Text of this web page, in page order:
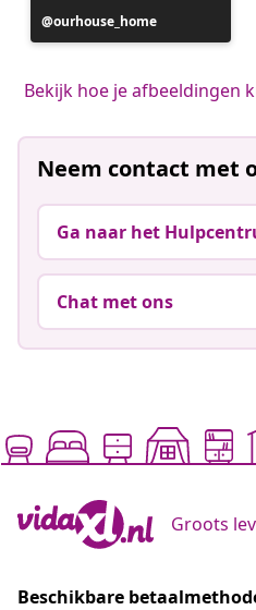
Bericht
gepubliceerd
ourhouse_home
Bekijk hoe je afbeeldingen
Neem contact met
Ga naar het
Chat met ons
Groots
Beschikbare